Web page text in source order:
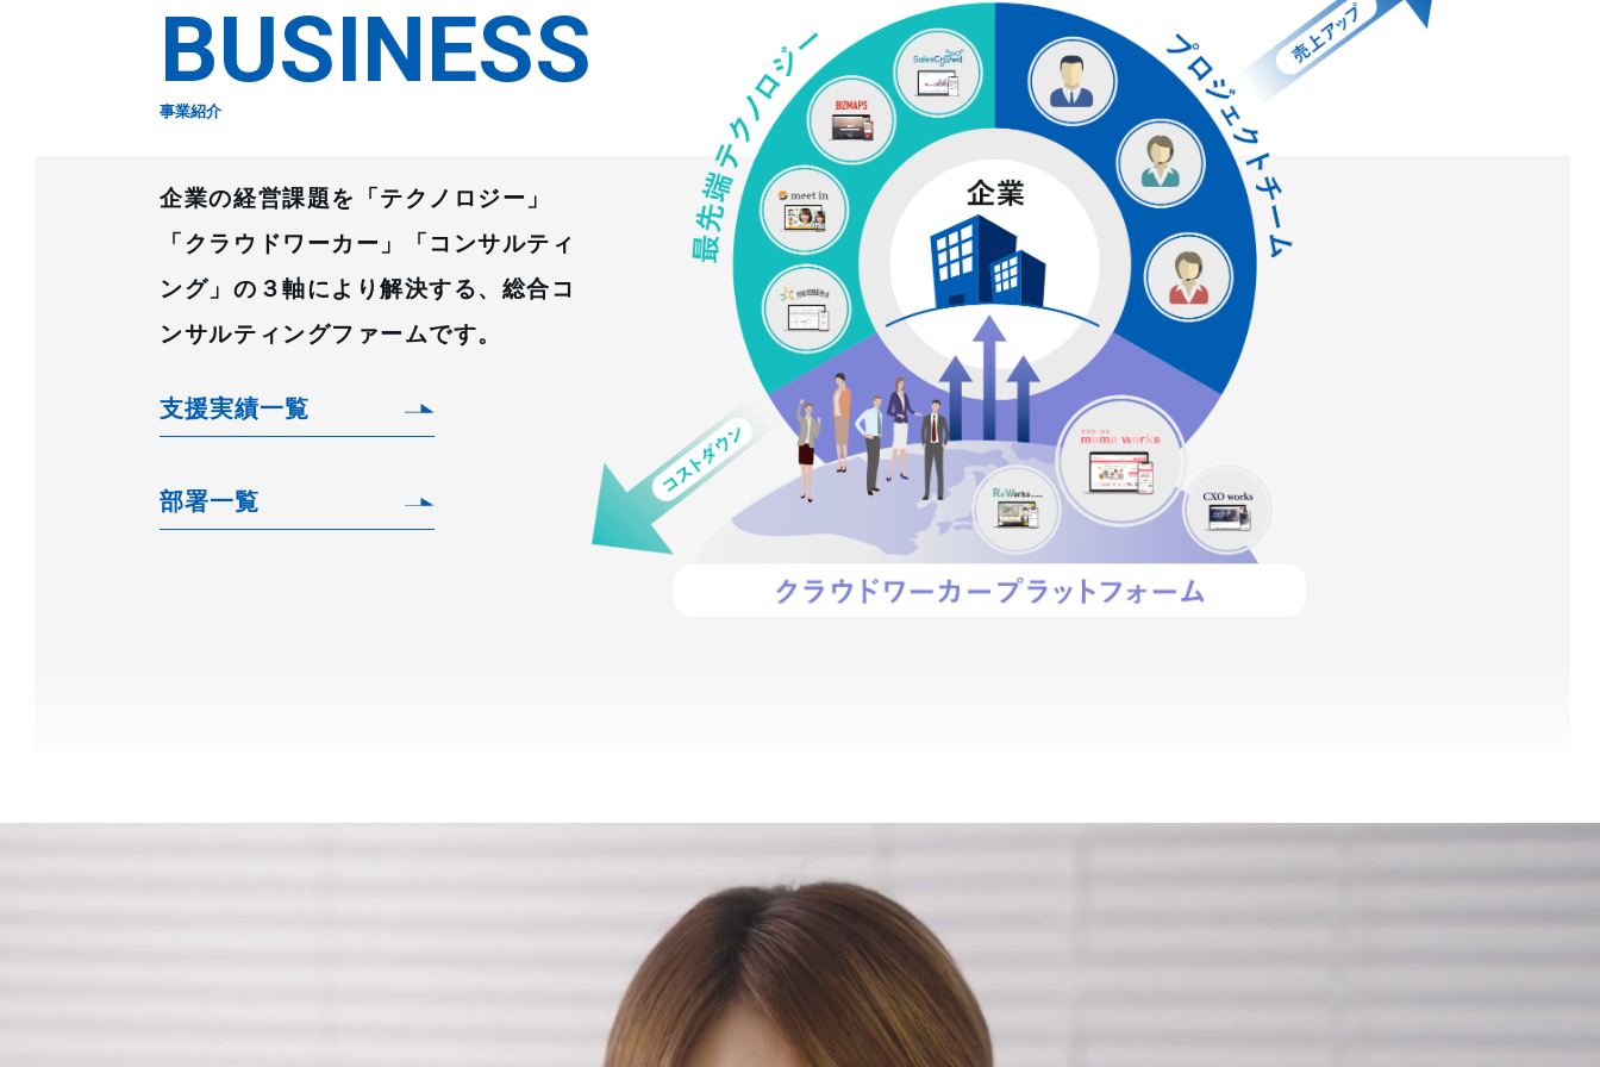
BUSINESS
事業紹介
企業の経営課題を「テクノロジー」
「クラウドワーカー」「コンサルティ
ング」の３軸により解決する、総合コ
ンサルティングファームです。
支援実績一覧
部署一覧